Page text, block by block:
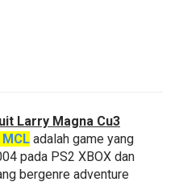
Larry Magna Cu3
adalah game yang
pada PS2 XBOX dan
bergenre adventure